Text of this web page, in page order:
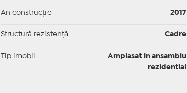
An construcție 2017
Structură rezistență Cadre
Tip imobil
Amplasat in ansamblu
rezidential